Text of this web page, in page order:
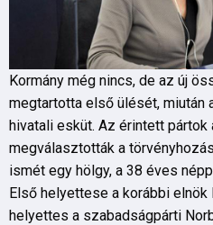
Kormány még nincs, de az új
megtartotta első ülését, miután
hivatali esküt. Az érintett pártok
megválasztották a
ismét egy hölgy, a 38 éves
Első helyettese a korábbi elnök
helyettes a szabadságpárti